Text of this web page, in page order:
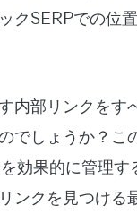
クSERPでの位
内部リンクをす
でしょうか？こ
効果的に管理す
ンクを見つける